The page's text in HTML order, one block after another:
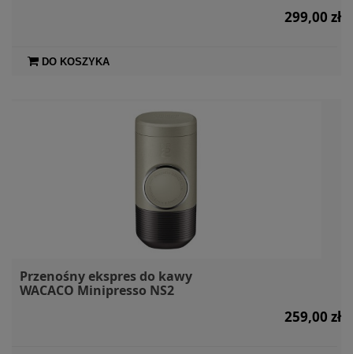
299,00 zł
DO KOSZYKA
Przenośny ekspres do kawy
WACACO Minipresso NS2
259,00 zł